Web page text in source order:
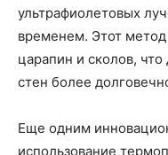
ультрафиолетовых
временем. Этот
царапин и сколов,
стен более
Еще одним
использование